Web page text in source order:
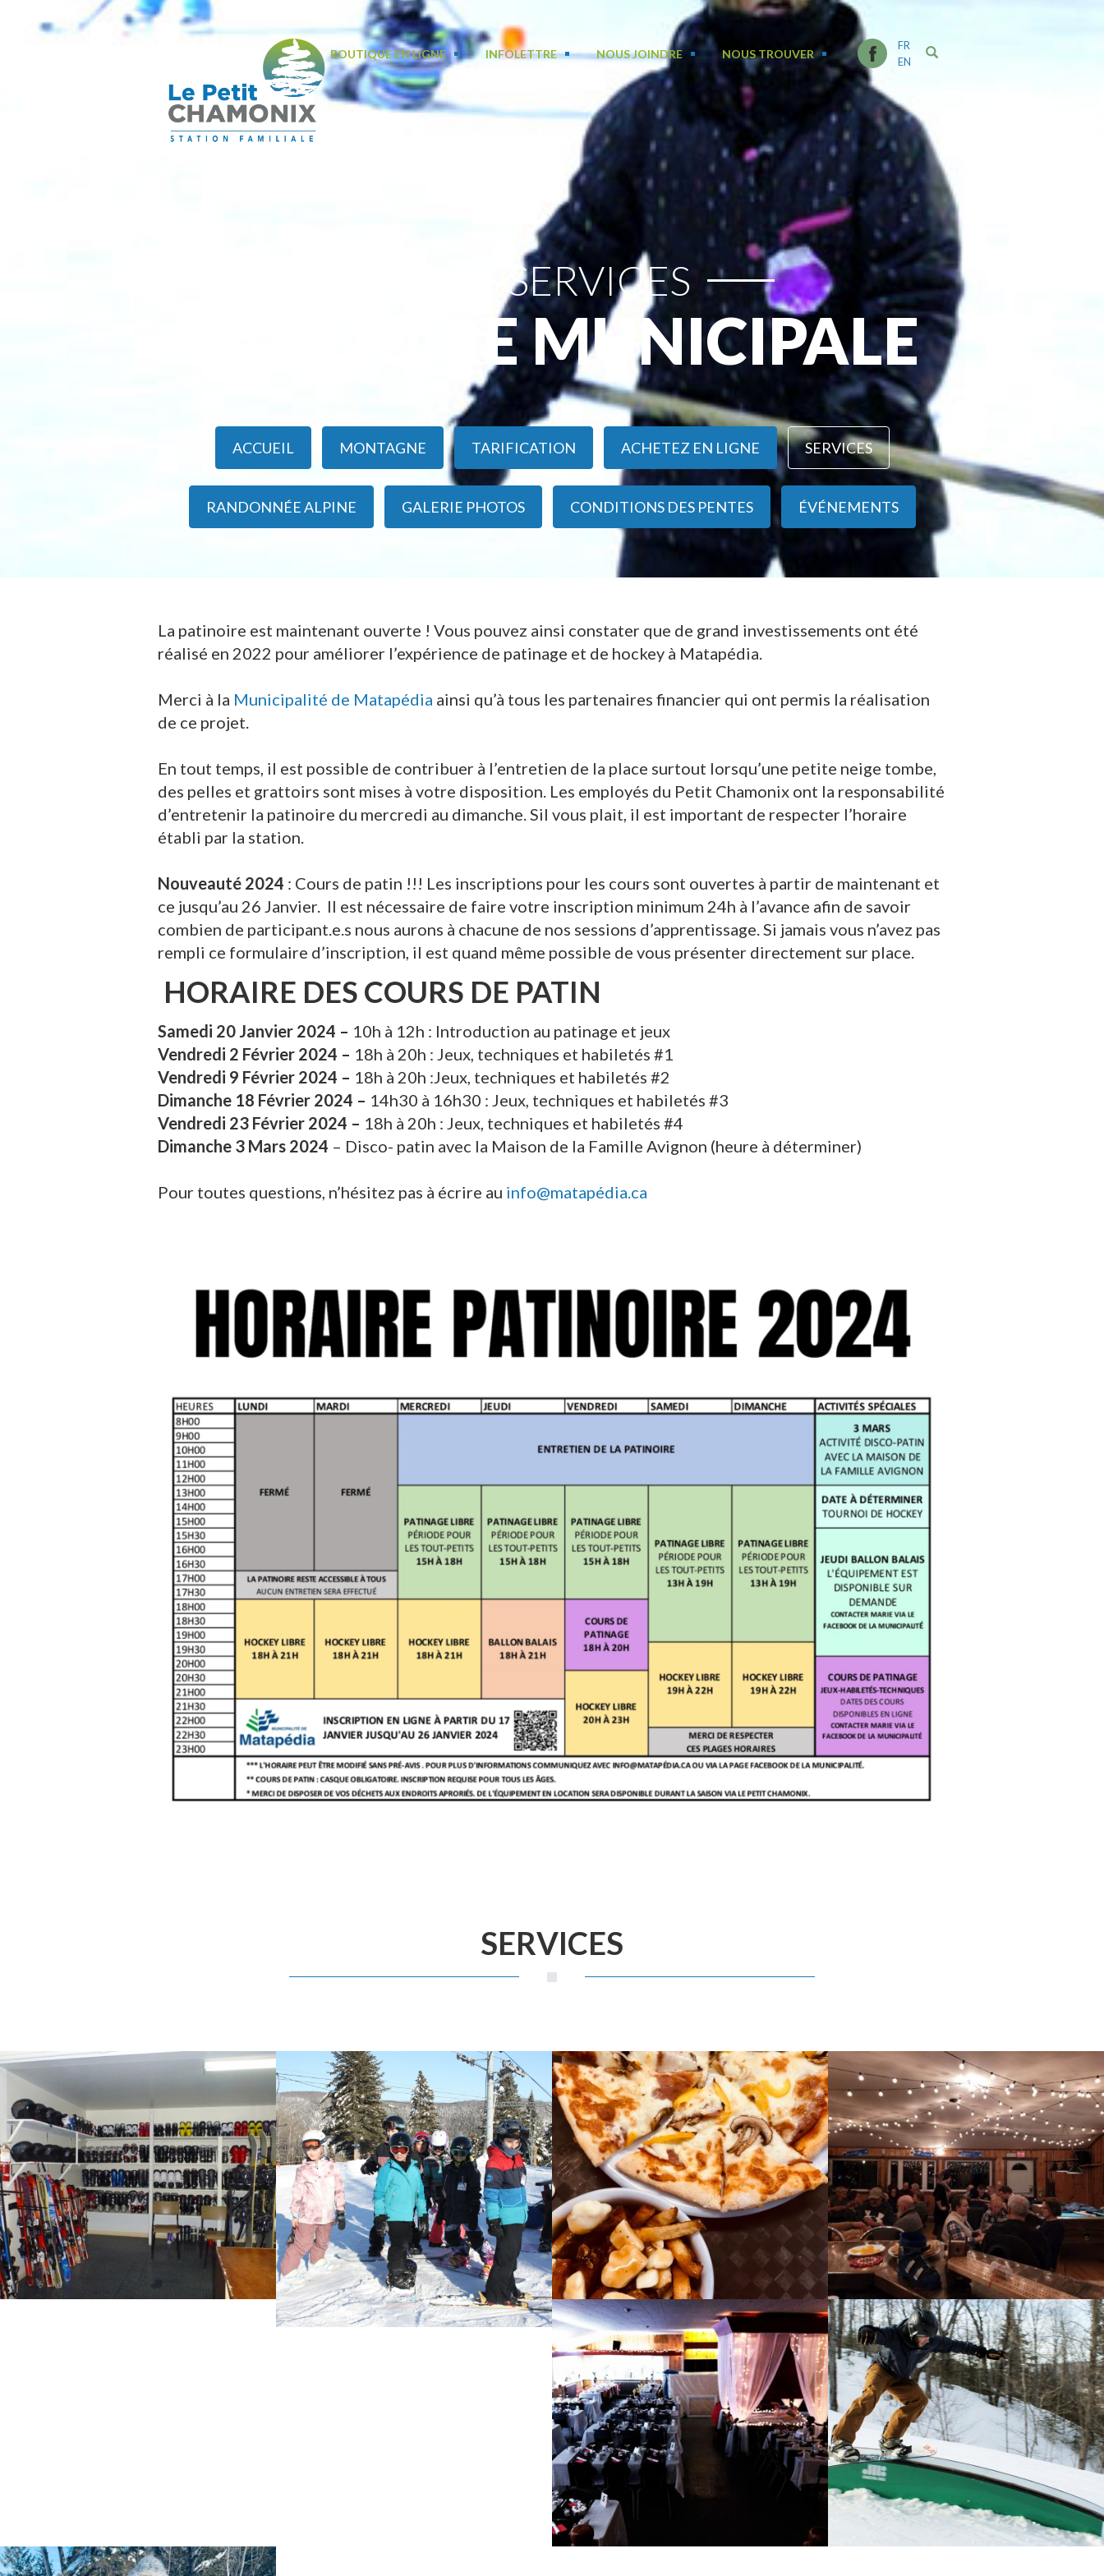
BOUTIQUE EN LIGNE INFOLETTRE NOUS JOINDRE NOUS TROUVER
FR
EN
NOS SERVICES
PATINOIRE MUNICIPALE
ACCUEIL MONTAGNE TARIFICATION ACHETEZ EN LIGNE SERVICES
RANDONNÉE ALPINE GALERIE PHOTOS CONDITIONS DES PENTES ÉVÉNEMENTS
La patinoire est maintenant ouverte ! Vous pouvez ainsi constater que de grand investissements ont été
réalisé en 2022 pour améliorer l’expérience de patinage et de hockey à Matapédia.
Merci à la Municipalité de Matapédia ainsi qu’à tous les partenaires financier qui ont permis la réalisation
de ce projet.
En tout temps, il est possible de contribuer à l’entretien de la place surtout lorsqu’une petite neige tombe,
des pelles et grattoirs sont mises à votre disposition. Les employés du Petit Chamonix ont la responsabilité
d’entretenir la patinoire du mercredi au dimanche. Sil vous plait, il est important de respecter l’horaire
établi par la station.
Nouveauté 2024 : Cours de patin !!! Les inscriptions pour les cours sont ouvertes à partir de maintenant et
ce jusqu’au 26 Janvier. Il est nécessaire de faire votre inscription minimum 24h à l’avance afin de savoir
combien de participant.e.s nous aurons à chacune de nos sessions d’apprentissage. Si jamais vous n’avez pas
rempli ce formulaire d’inscription, il est quand même possible de vous présenter directement sur place.
HORAIRE DES COURS DE PATIN
Samedi 20 Janvier 2024 – 10h à 12h : Introduction au patinage et jeux
Vendredi 2 Février 2024 – 18h à 20h : Jeux, techniques et habiletés #1
Vendredi 9 Février 2024 – 18h à 20h :Jeux, techniques et habiletés #2
Dimanche 18 Février 2024 – 14h30 à 16h30 : Jeux, techniques et habiletés #3
Vendredi 23 Février 2024 – 18h à 20h : Jeux, techniques et habiletés #4
Dimanche 3 Mars 2024 – Disco- patin avec la Maison de la Famille Avignon (heure à déterminer)
Pour toutes questions, n’hésitez pas à écrire au info@matapédia.ca
SERVICES